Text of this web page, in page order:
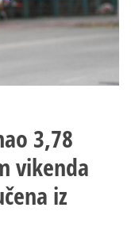
3,78
vikenda
iz